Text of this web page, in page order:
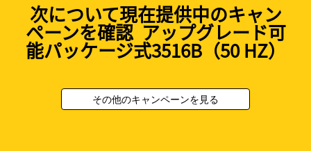
次について現在提供中のキャン
ペーンを確認 アップグレード可
能パッケージ式3516B（50 HZ）
その他のキャンペーンを見る